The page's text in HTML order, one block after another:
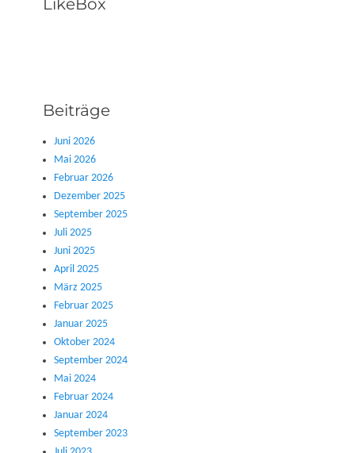
Beiträge
Juni 2026
Mai 2026
Februar 2026
Dezember 2025
September 2025
Juli 2025
Juni 2025
April 2025
März 2025
Februar 2025
Januar 2025
Oktober 2024
September 2024
Mai 2024
Februar 2024
Januar 2024
September 2023